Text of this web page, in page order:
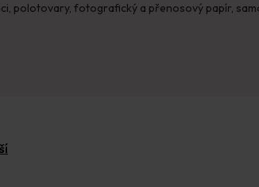
polotovary, fotografický a přenosový papír,